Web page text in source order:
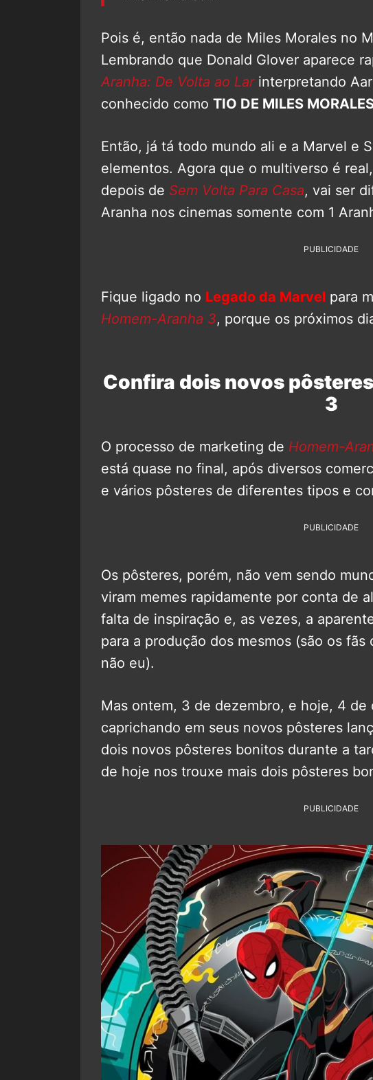
Pois é, então nada de Miles Morales no
Lembrando que Donald Glover aparece
Aranha: De Volta ao Larinterpretando
conhecido como TIO DE MILES
Então, já tá todo mundo ali e a Marvel e
elementos. Agora que o multiverso é
depois de Sem Volta Para Casa, vai ser
Aranha nos cinemas somente com 1
PUBLICIDADE
Fique ligado no Legado da Marvel para
Homem-Aranha 3, porque os próximos
Confira dois novos
3
O processo de marketing de Homem-
está quase no final, após diversos
e vários pôsteres de diferentes tipos e
PUBLICIDADE
Os pôsteres, porém, não vem sendo
viram memes rapidamente por conta de
falta de inspiração e, as vezes, a
para a produção dos mesmos (são os
não eu).
Mas ontem, 3 de dezembro, e hoje, 4 de
caprichando em seus novos pôsteres
dois novos pôsteres bonitos durante a
de hoje nos trouxe mais dois pôsteres
PUBLICIDADE